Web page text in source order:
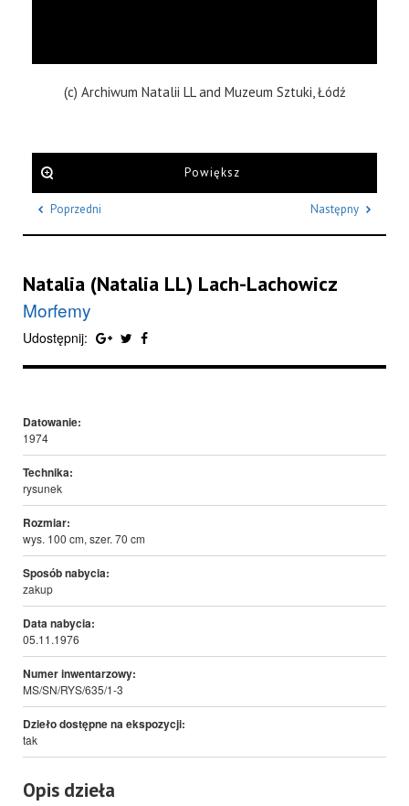
(c) Archiwum Natalii LL and Muzeum Sztuki, Łódź
Powiększ
Poprzedni Następny
Natalia (Natalia LL) Lach-Lachowicz
Morfemy
Udostępnij:
Datowanie:
1974
Technika:
rysunek
Rozmiar:
wys. 100 cm, szer. 70 cm
Sposób nabycia:
zakup
Data nabycia:
05.11.1976
Numer inwentarzowy:
MS/SN/RYS/635/1-3
Dzieło dostępne na ekspozycji:
tak
Opis dzieła